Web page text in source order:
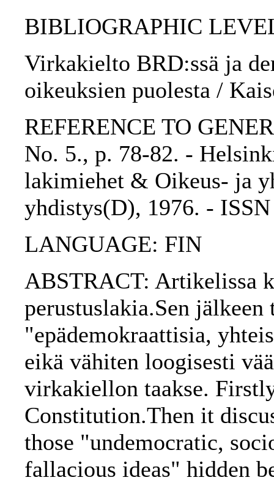
BIBLIOGRAPHIC
Virkakielto BRD:ssä ja
oikeuksien puolesta /
REFERENCE TO
No. 5., p. 78-82. -
lakimiehet & Oikeus- ja
yhdistys(D), 1976. -
LANGUAGE: FIN
ABSTRACT: Artikelissa
perustuslakia.Sen
"epädemokraattisia,
eikä vähiten loogisesti
virkakiellon taakse.
Constitution.Then it
those "undemocratic,
fallacious ideas" hidden